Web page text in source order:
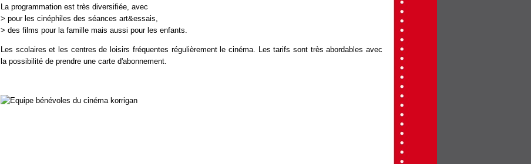
La programmation est très diversifiée, avec
> pour les cinéphiles des séances art&essais,
> des films pour la famille mais aussi pour les enfants.
Les scolaires et les centres de loisirs fréquentes régulièrement le cinéma. Les tarifs sont très abordables avec
la possibilité de prendre une carte d'abonnement.